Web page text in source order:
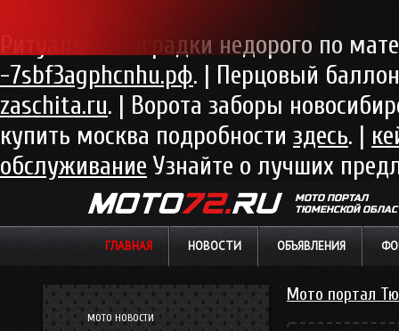
Ритуальные оградки недорого по
-7sbf3agphcnhu.рф. | Перцовый
zaschita.ru. | Ворота заборы
купить москва подробности здесь. |
обслуживание Узнайте о лучших
МОТО ПОРТАЛ
ТЮМЕНСКОЙ
ГЛАВНАЯ НОВОСТИ ОБЪЯВЛЕНИЯ
МОТО НОВОСТИ
Мото портал